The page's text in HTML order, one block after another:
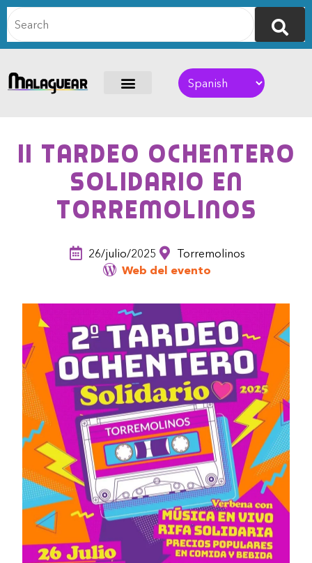
II Tardeo Ochentero
Solidario en
Torremolinos
26/julio/2025
Torremolinos
Web del evento